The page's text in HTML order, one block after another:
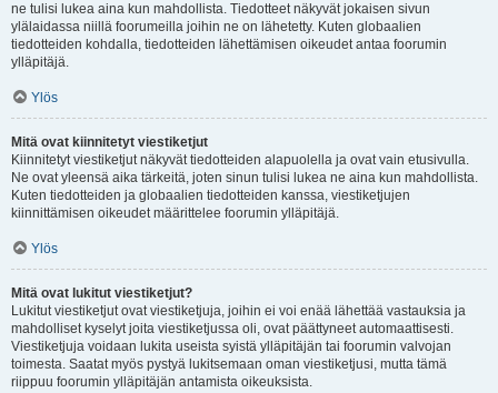
ne tulisi lukea aina kun mahdollista. Tiedotteet näkyvät jokaisen sivun
ylälaidassa niillä foorumeilla joihin ne on lähetetty. Kuten globaalien
tiedotteiden kohdalla, tiedotteiden lähettämisen oikeudet antaa foorumin
ylläpitäjä.
Ylös
Mitä ovat kiinnitetyt viestiketjut
Kiinnitetyt viestiketjut näkyvät tiedotteiden alapuolella ja ovat vain etusivulla.
Ne ovat yleensä aika tärkeitä, joten sinun tulisi lukea ne aina kun mahdollista.
Kuten tiedotteiden ja globaalien tiedotteiden kanssa, viestiketjujen
kiinnittämisen oikeudet määrittelee foorumin ylläpitäjä.
Ylös
Mitä ovat lukitut viestiketjut?
Lukitut viestiketjut ovat viestiketjuja, joihin ei voi enää lähettää vastauksia ja
mahdolliset kyselyt joita viestiketjussa oli, ovat päättyneet automaattisesti.
Viestiketjuja voidaan lukita useista syistä ylläpitäjän tai foorumin valvojan
toimesta. Saatat myös pystyä lukitsemaan oman viestiketjusi, mutta tämä
riippuu foorumin ylläpitäjän antamista oikeuksista.